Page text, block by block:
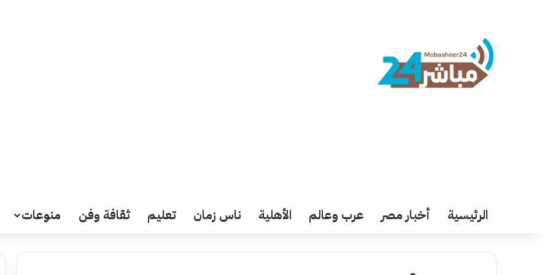
الرئيسية أخبار مصر عرب وعالم الأهلية ناس زمان تعليم ثقافة وفن منوعات